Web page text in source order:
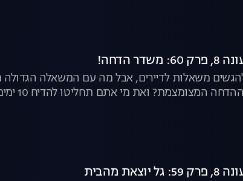
הדחה!
משאלות לדיירים, אבל מה עם המשאלה הגדולה
ואת מי אתם תחליטו להדיח 10 ימים לפני הגמר? | "האח הגדול", לצפייה ישירה
מהבית